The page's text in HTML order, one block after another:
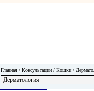
Главная / Консультации / Кошки /